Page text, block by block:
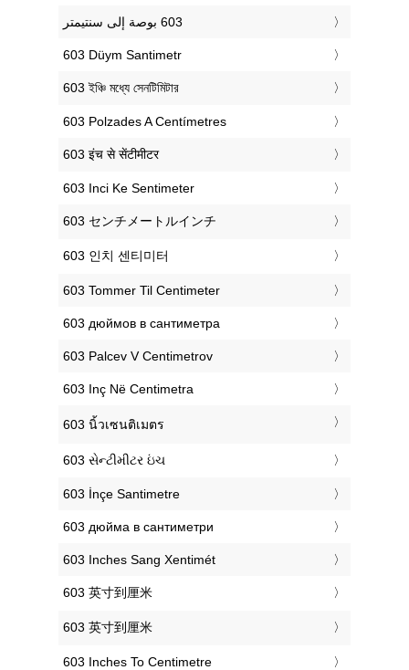
‎603 Düym Santimetr
‎603 ইঞ্চি মধ্যে সেনটিমিটার
‎603 Polzades A Centímetres
‎603 इंच से सेंटीमीटर
‎603 Inci Ke Sentimeter
‎603 センチメートルインチ
‎603 인치 센티미터
‎603 Tommer Til Centimeter
‎603 дюймов в сантиметра
‎603 Palcev V Centimetrov
‎603 Inç Në Centimetra
‎603 นิ้วเซนติเมตร
‎603 સેન્ટીમીટર ઇંચ
‎603 İnçe Santimetre
‎603 дюйма в сантиметри
‎603 Inches Sang Xentimét
‎603 英寸到厘米
‎603 英寸到厘米
‎603 Inches To Centimetre